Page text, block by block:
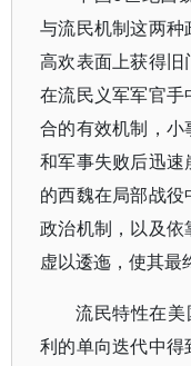
与流民机制这两
高欢表面上获得
在流民义军军官
合的有效机制，
和军事失败后迅
的西魏在局部战
政治机制，以及依
虚以逶迤，使其最
流民特性在
利的单向迭代中